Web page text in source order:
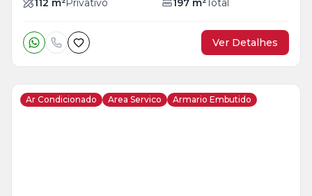
112 m²Privativo 197 m²Total
Ver Detalhes
Ar Condicionado Area Servico Armario Embutido